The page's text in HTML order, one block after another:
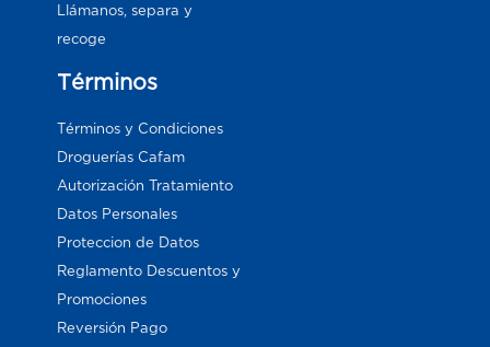
Llámanos, separa y
recoge
Términos
Términos y Condiciones
Droguerías Cafam
Autorización Tratamiento
Datos Personales
Proteccion de Datos
Reglamento Descuentos y
Promociones
Reversión Pago